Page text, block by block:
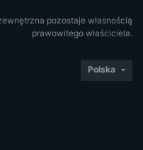
pozostaje własnością
prawowitego właściciela.
Polska